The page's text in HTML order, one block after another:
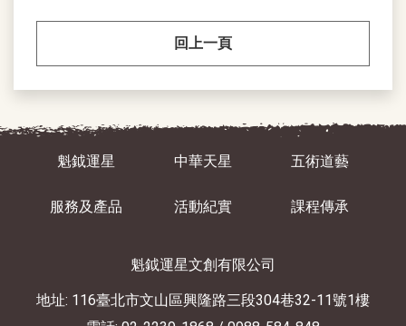
回上一頁
魁鉞運星 中華天星 五術道藝
服務及產品 活動紀實 課程傳承
魁鉞運星文創有限公司
地址: 116臺北市文山區興隆路三段304巷32-11號1樓